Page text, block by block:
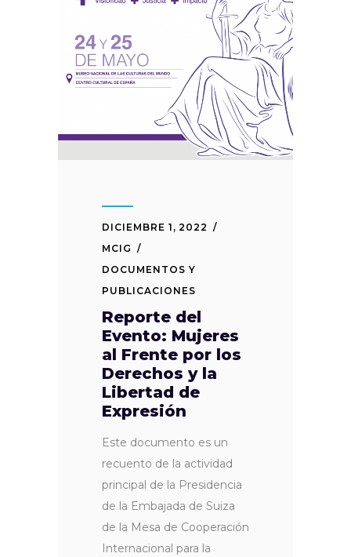
DICIEMBRE 1, 2022
MCIG
DOCUMENTOS Y
PUBLICACIONES
Reporte del
Evento: Mujeres
al Frente por los
Derechos y la
Libertad de
Expresión
Este documento es un
recuento de la actividad
principal de la Presidencia
de la Embajada de Suiza
de la Mesa de Cooperación
Internacional para la